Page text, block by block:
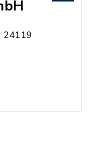
24119